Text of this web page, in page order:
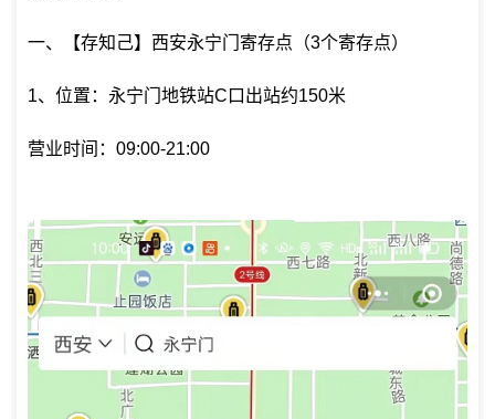
一、【存知己】西安永宁门寄存点（3个寄存点）
1、位置：永宁门地铁站C口出站约150米
营业时间：09:00-21:00